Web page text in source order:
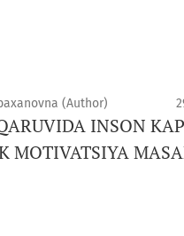
(Author)
INSON
MOTIVATSIYA